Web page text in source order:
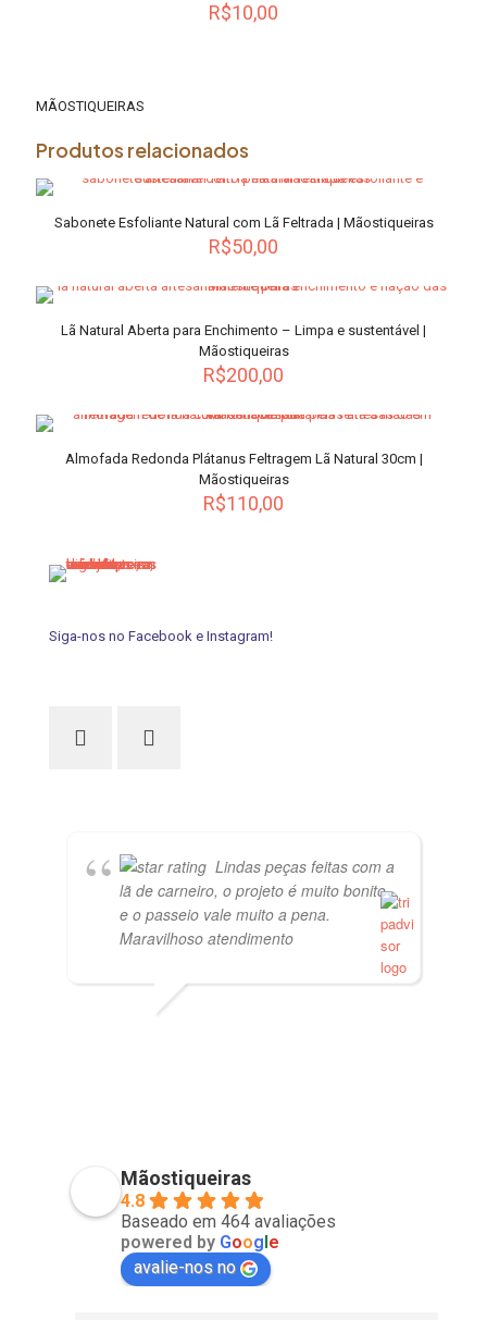
R$10,00
As
podem
escolhidas
na
do
MÃOSTIQUEIRAS
Produtos relacionados
Sabonete Esfoliante Natural com Lã Feltrada | Mãostiqueiras
R$50,00
Lã Natural Aberta para Enchimento – Limpa e sustentável |
Mãostiqueiras
R$200,00
Almofada Redonda Plátanus Feltragem Lã Natural 30cm |
Mãostiqueiras
R$110,00
As
Siga-nos no Facebook e Instagram!
Lindas peças feitas com a
lã de carneiro, o projeto é muito bonito
e o passeio vale muito a pena.
Maravilhoso atendimento
Mãostiqueiras
4.8
Baseado em 464 avaliações
powered by Google
avalie-nos no